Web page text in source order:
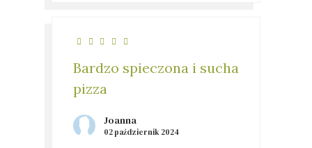
Bardzo spieczona i sucha
pizza
Joanna
02 październik 2024